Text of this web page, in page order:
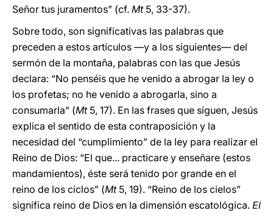
Señor tus juramentos” (cf. Mt 5, 33-37).
Sobre todo, son significativas las palabras que
preceden a estos artículos —y a los siguientes— del
sermón de la montaña, palabras con las que Jesús
declara: “No penséis que he venido a abrogar la ley o
los profetas; no he venido a abrogarla, sino a
consumarla” (Mt5, 17). En las frases que siguen, Jesús
explica el sentido de esta contraposición y la
necesidad del “cumplimiento” de la ley para realizar el
Reino de Dios: “El que... practicare y enseñare (estos
mandamientos), éste será tenido por grande en el
reino de los ciclos” (Mt 5, 19). “Reino de los cielos”
significa reino de Dios en la dimensión escatológica. El